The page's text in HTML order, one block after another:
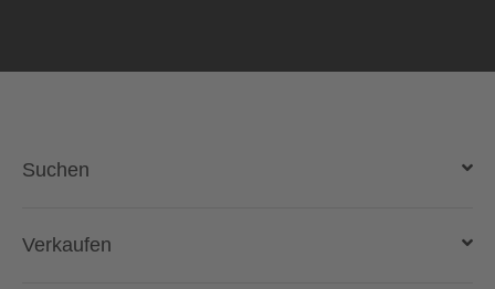
Suchen
Auto kaufen
Verkaufen